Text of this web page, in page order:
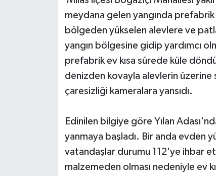
meydana gelen yangında prefabrik
bölgeden yükselen alevlere ve
yangın bölgesine gidip yardımcı
prefabrik ev kısa sürede küle
denizden kovayla alevlerin üzerine
çaresizliği kameralara yansıdı.
Edinilen bilgiye göre Yılan
yanmaya başladı. Bir anda evden
vatandaşlar durumu 112'ye ihbar
malzemeden olması nedeniyle ev